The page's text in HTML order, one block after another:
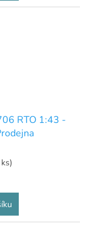
RTO 1:43 -